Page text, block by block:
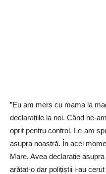
”Eu am mers cu mama la
declarațiile la noi. Când ne-
oprit pentru control. Le-am
asupra noastră. În acel
Mare. Avea declarație
arătat-o dar polițiștii i-au